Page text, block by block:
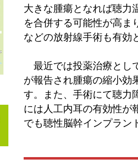
大きな腫瘍となれば聴力
を合併する可能性が高ま
などの放射線手術も有効
最近では投薬治療とし
が報告され腫瘍の縮小効
す。また、手術にて聴力
には人工内耳の有効性が
でも聴性脳幹インプラン